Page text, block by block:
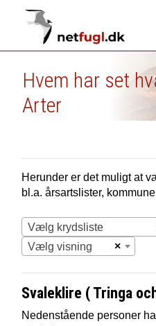
Hvem har set
Arter
Herunder er det muligt at
bl.a. årsartslister,
Vælg krydsliste
×
Vælg visning
Svaleklire ( Tringa
Nedenstående personer